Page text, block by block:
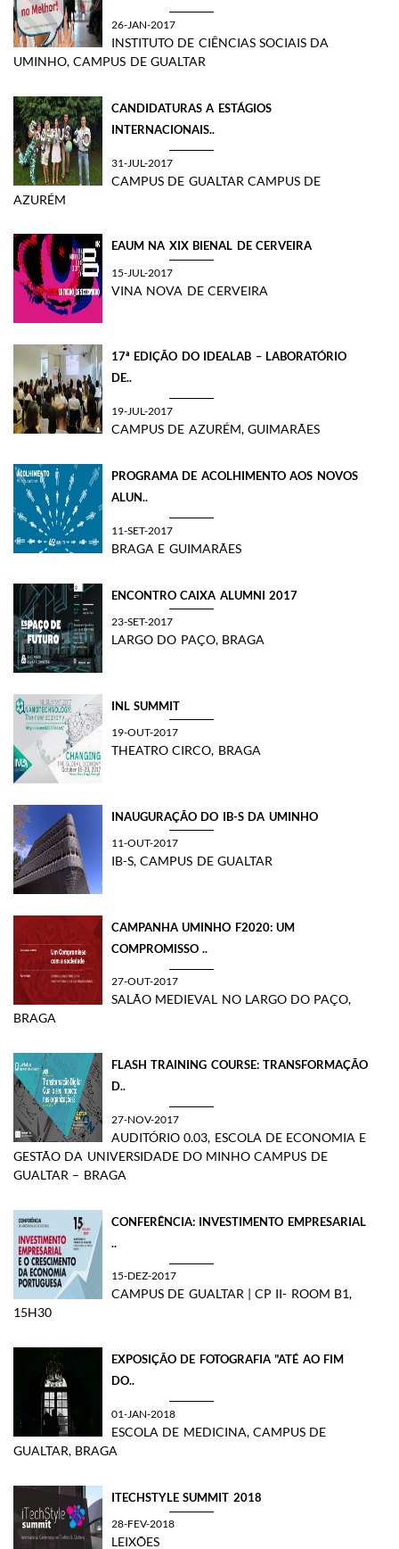
26-JAN-2017
INSTITUTO DE CIÊNCIAS SOCIAIS DA
UMINHO, CAMPUS DE GUALTAR
CANDIDATURAS A ESTÁGIOS
INTERNACIONAIS..
31-JUL-2017
CAMPUS DE GUALTAR CAMPUS DE
AZURÉM
EAUM NA XIX BIENAL DE CERVEIRA
15-JUL-2017
VINA NOVA DE CERVEIRA
17ª EDIÇÃO DO IDEALAB – LABORATÓRIO
DE..
19-JUL-2017
CAMPUS DE AZURÉM, GUIMARÃES
PROGRAMA DE ACOLHIMENTO AOS NOVOS
ALUN..
11-SET-2017
BRAGA E GUIMARÃES
ENCONTRO CAIXA ALUMNI 2017
23-SET-2017
LARGO DO PAÇO, BRAGA
INL SUMMIT
19-OUT-2017
THEATRO CIRCO, BRAGA
INAUGURAÇÃO DO IB-S DA UMINHO
11-OUT-2017
IB-S, CAMPUS DE GUALTAR
CAMPANHA UMINHO F2020: UM
COMPROMISSO ..
27-OUT-2017
SALÃO MEDIEVAL NO LARGO DO PAÇO,
BRAGA
FLASH TRAINING COURSE: TRANSFORMAÇÃO
D..
27-NOV-2017
AUDITÓRIO 0.03, ESCOLA DE ECONOMIA E
GESTÃO DA UNIVERSIDADE DO MINHO CAMPUS DE
GUALTAR – BRAGA
CONFERÊNCIA: INVESTIMENTO EMPRESARIAL
..
15-DEZ-2017
CAMPUS DE GUALTAR | CP II- ROOM B1,
15H30
EXPOSIÇÃO DE FOTOGRAFIA "ATÉ AO FIM
DO..
01-JAN-2018
ESCOLA DE MEDICINA, CAMPUS DE
GUALTAR, BRAGA
ITECHSTYLE SUMMIT 2018
28-FEV-2018
LEIXÕES